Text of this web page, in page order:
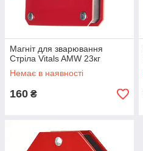
Магніт для зварювання
Стріла Vitals AMW 23кг
Немає в наявності
160 ₴